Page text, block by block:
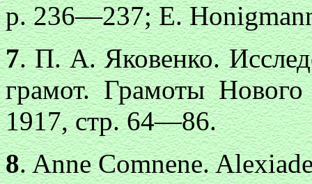
p. 236—237; E.
7. П. А. Яковенко.
грамот. Грамоты
1917, стр. 64—86.
8. Anne Comnene.